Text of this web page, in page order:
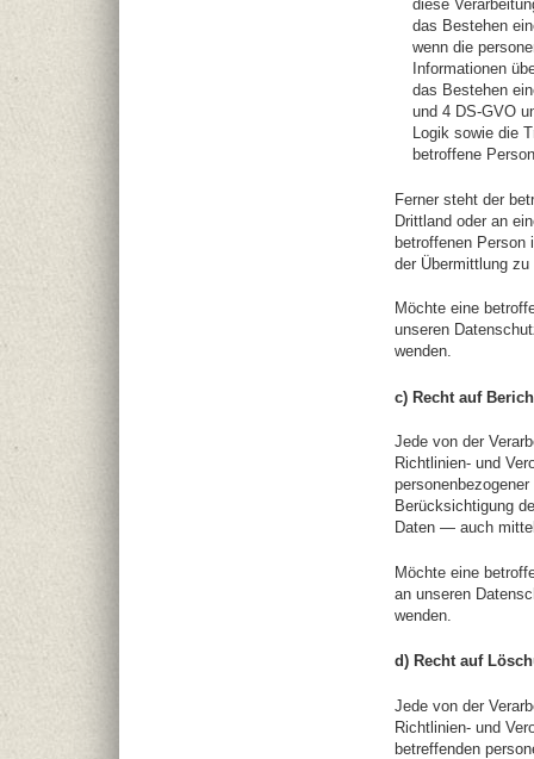
diese
das Bestehen
wenn die
Informationen
das Bestehen
und 4 DS-GVO
Logik sowie die
betroffene Person
Ferner steht der
Drittland oder an
betroffenen
der Übermittlung zu
Möchte eine
unseren
wenden.
c) Recht auf
Jede von der
Richtlinien- und
Berücksichtigung
Daten — auch
Möchte eine
an unseren
wenden.
d) Recht auf
Jede von der
Richtlinien- und
betreffenden